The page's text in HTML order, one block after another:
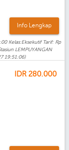
Info Lengkap
Kelas:Eksekutif Tarif: Rp
LEMPUYANGAN
19:51:06)
IDR 280.000